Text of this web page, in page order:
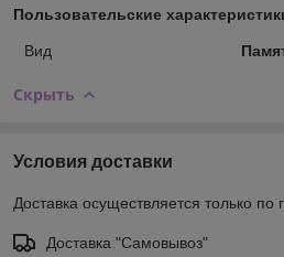
Пользовательские
Вид
Скрыть
Условия доставки
Доставка осуществляется только по
Доставка "Самовывоз"